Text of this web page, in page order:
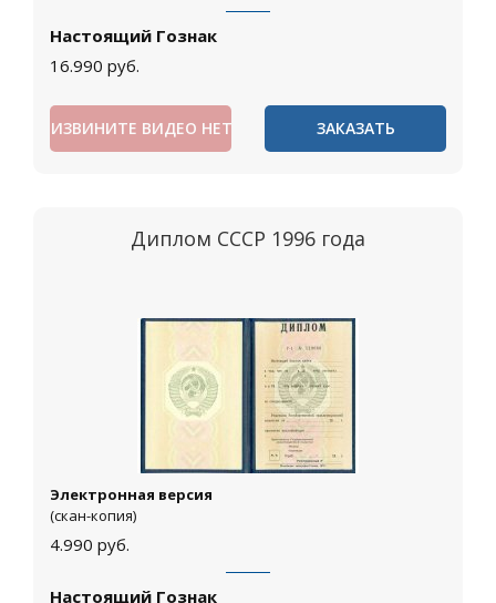
Настоящий Гознак
16.990 руб.
ИЗВИНИТЕ ВИДЕО НЕТ ЗАКАЗАТЬ
Диплом СССР 1996 года
Электронная версия
(скан-копия)
4.990 руб.
Настоящий Гознак